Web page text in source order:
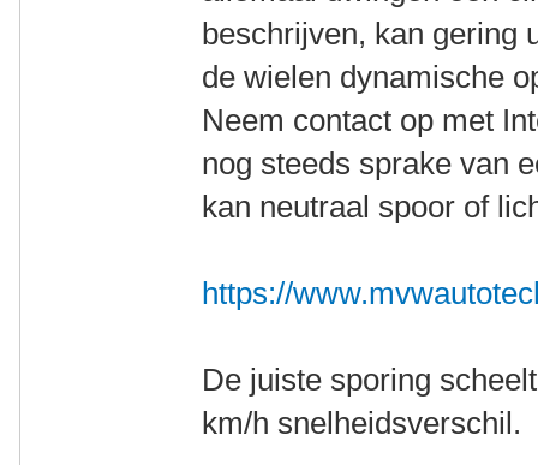
beschrijven, kan gering
de wielen dynamische
Neem contact op met
nog steeds sprake van
kan neutraal spoor of
https://
De juiste sporing
km/h snelheidsverschil.